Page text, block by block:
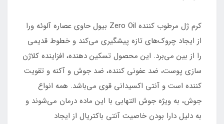
کرم ژل مرطوب کننده Zero Oil بیول حاوی عصاره آلوئه ورا
از ایجاد چروک‌های تازه پیشگیری می‌کند و خطوط قدیمی
را از بین می‌برد. این محصول تسکین دهنده، افزاینده کلاژن
سازی پوست، ضد عفونی کننده، ضد جوش و آکنه و تقویت
کننده است و آنتی اکسیدانی قوی می‌باشد. همه انواع
جوش، به ویژه جوش التهابی با این ماده درمان می‌شوند و
به دلیل دارا بودن خاصیت آنتی باکتریال از ایجاد